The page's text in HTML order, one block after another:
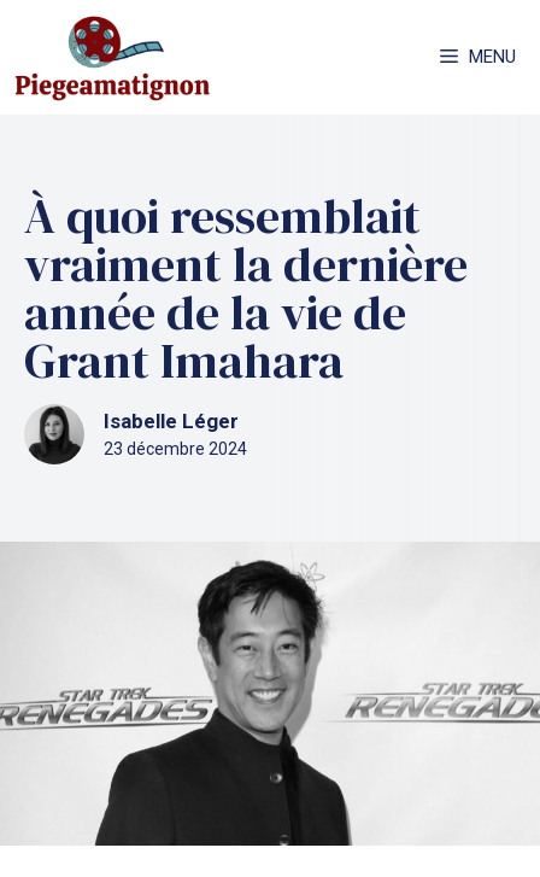
contenu
MENU
À quoi ressemblait
vraiment la dernière
année de la vie de
Grant Imahara
Isabelle Léger
23 décembre 2024